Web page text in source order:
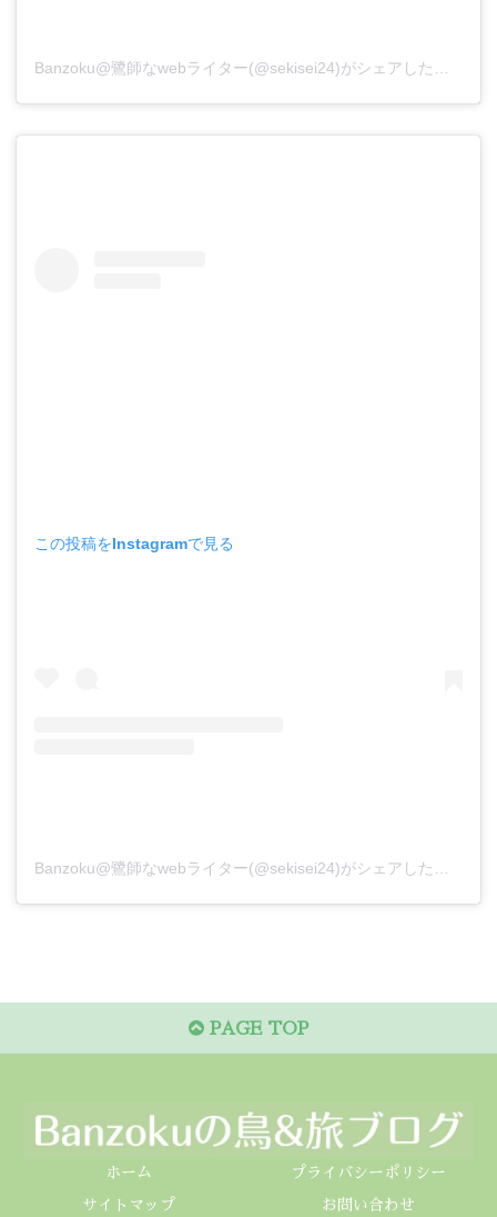
この投稿をInstagramで見る
PAGE TOP
ホーム プライバシーポリシー
サイトマップ お問い合わせ